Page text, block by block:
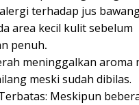
terhadap jus
area kecil kulit sebelum
penuh.
meninggalkan aroma
meski sudah dibilas.
Meskipun